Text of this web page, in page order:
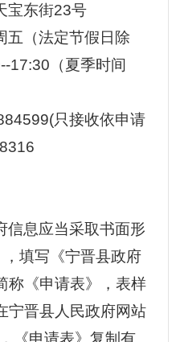
宝东街23号
五（法定节假日除
17:30（夏季时间
只接收依申请
信息应当采取书面形
填写《宁晋县政府
称《申请表》，表样
宁晋县人民政府网站
《申请表》复制有